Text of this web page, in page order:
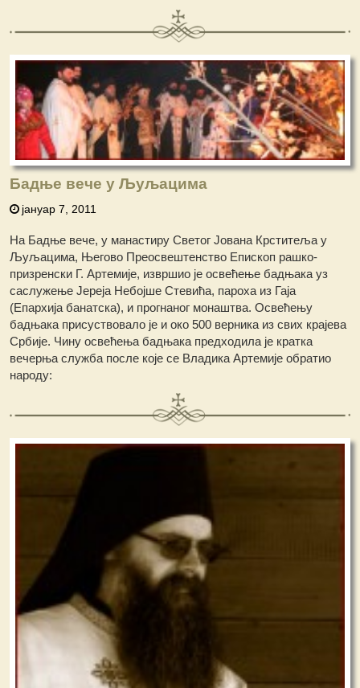
Бадње вече у Љуљацима
јануар 7, 2011
На Бадње вече, у манастиру Светог Јована Крститеља у
Љуљацима, Његово Преосвештенство Епископ рашко-
призренски Г. Артемије, извршио је освећење бадњака уз
саслужењe Јереја Небојше Стевића, пароха из Гаја
(Епархија банатска), и прогнаног монаштва. Освећењу
бадњака присуствовало је и око 500 верника из свих крајева
Србије. Чину освећења бадњака предходила је кратка
вечерња служба после које се Владика Артемије обратио
народу: